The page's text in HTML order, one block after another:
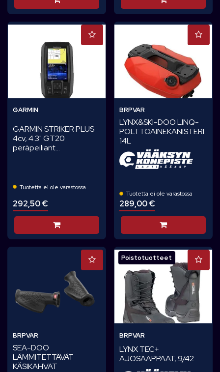
GARMIN
GARMIN STRIKER PLUS
4cv, 4.3" GT20
peräpeiliant...
Tuotetta ei ole varastossa
292,50 €
Lisää koriin
BRPVAR
LYNX&SKI-DOO LINQ-
POLTTOAINEKANISTERI
14L
Tuotetta ei ole varastossa
289,00 €
Lisää koriin
BRPVAR
SEA-DOO
LÄMMITETTÄVÄT
KÄSIKAHVAT
Poistotuotteet
BRPVAR
LYNX TEC+
AJOSAAPPAAT, 9/42